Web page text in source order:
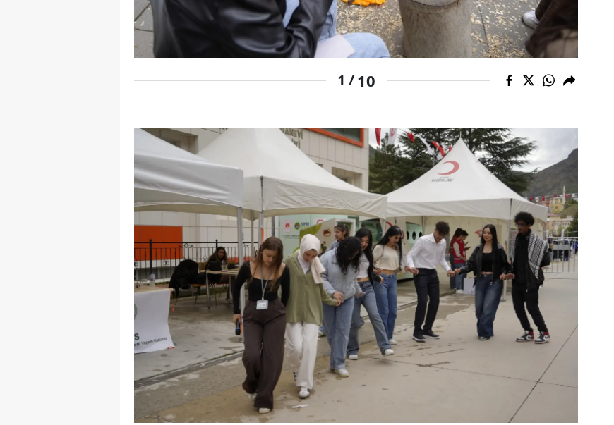
Şırnak
Bartın
Ardahan
Yalova
Karabük
Kilis
Osmaniye
Düzce
1 /10